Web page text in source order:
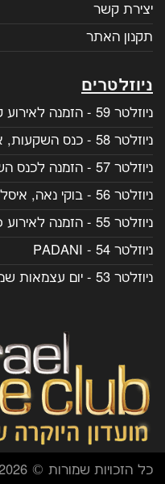
יצירת קשר
תקנון האתר
ניוזלטרים
ניוזלטר 59 - הזמנה לאירוע קאדילק
ניוזלטר 58 - כנס השקעות, איי סיישל
ניוזלטר 57 - הזמנה לכנס השקעות
ניוזלטר 56 - בוקי נאה, איסלנד ועוד
ניוזלטר 55 - הזמנה לאירוע פדני
ניוזלטר 54 - PADANI
ניוזלטר 53 - יום עצמאות שמח